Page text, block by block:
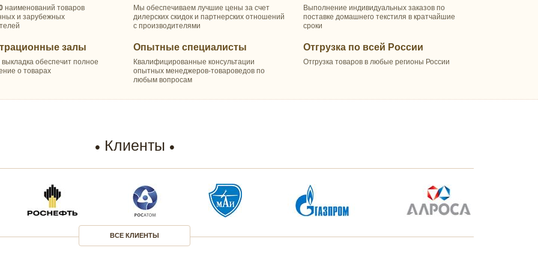
наименований товаров
и зарубежных
залы
обеспечит полное
о товарах
Мы обеспечиваем лучшие цены за счет
дилерских скидок и партнерских отношений
с производителями
Опытные специалисты
Квалифицированные консультации
опытных менеджеров-товароведов по
любым вопросам
Выполнение индивидуальных заказов по
поставке домашнего текстиля в кратчайшие
сроки
Отгрузка по всей России
Отгрузка товаров в любые регионы России
Клиенты
ВСЕ КЛИЕНТЫ